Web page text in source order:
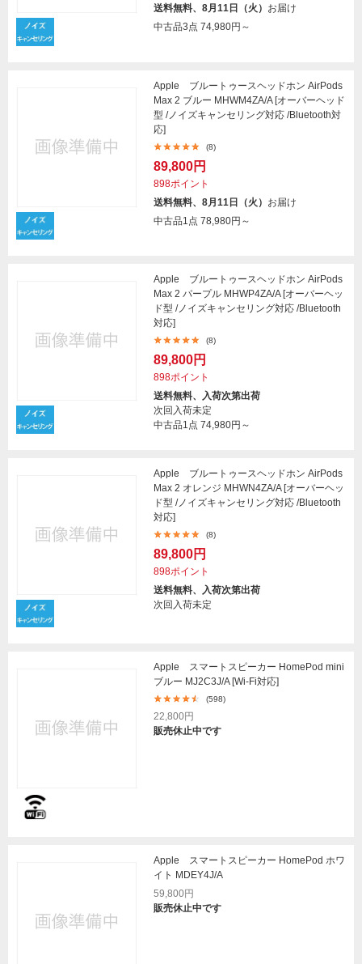
送料無料、8月11日（火） お届け
中古品3点 74,980円～
Apple ブルートゥースヘッドホン AirPods
Max 2 ブルー MHWM4ZA/A [オーバーヘッド
型 /ノイズキャンセリング対応 /Bluetooth対
応]
(8)
89,800円
898ポイント
送料無料、8月11日（火） お届け
中古品1点 78,980円～
Apple ブルートゥースヘッドホン AirPods
Max 2 パープル MHWP4ZA/A [オーバーヘッ
ド型 /ノイズキャンセリング対応 /Bluetooth
対応]
(8)
89,800円
898ポイント
送料無料、入荷次第出荷
次回入荷未定
中古品1点 74,980円～
Apple ブルートゥースヘッドホン AirPods
Max 2 オレンジ MHWN4ZA/A [オーバーヘッ
ド型 /ノイズキャンセリング対応 /Bluetooth
対応]
(8)
89,800円
898ポイント
送料無料、入荷次第出荷
次回入荷未定
Apple スマートスピーカー HomePod mini
ブルー MJ2C3J/A [Wi-Fi対応]
(598)
22,800円
販売休止中です
Apple スマートスピーカー HomePod ホワ
イト MDEY4J/A
59,800円
販売休止中です